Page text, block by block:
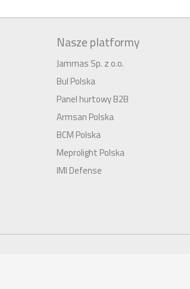
Nasze platformy
Jammas Sp. z o.o.
Bul Polska
Panel hurtowy B2B
Armsan Polska
BCM Polska
Meprolight Polska
IMI Defense